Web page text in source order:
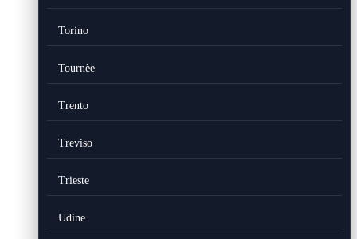
Torino
Tournèe
Trento
Treviso
Trieste
Udine